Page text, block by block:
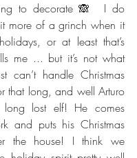
to decorate 🙈  I do
more of a grinch when it
or at least that’s
me ... but it’s not what
can’t handle Christmas
that long, and well Arturo
long lost elf! He comes
and puts his Christmas
the house! I think we